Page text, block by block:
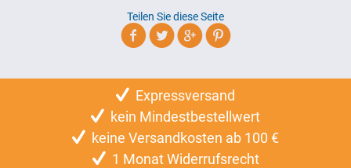
Teilen Sie diese Seite
Expressversand
kein Mindestbestellwert
keine Versandkosten ab 100 €
1 Monat Widerrufsrecht